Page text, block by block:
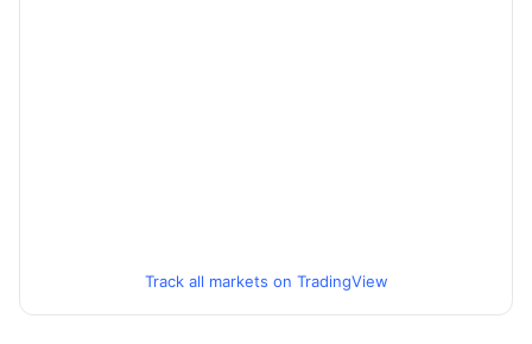
Track all markets on TradingView